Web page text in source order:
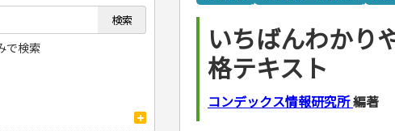
で検索
いちばんわかり
格テキスト
コンデックス情報研究所編著